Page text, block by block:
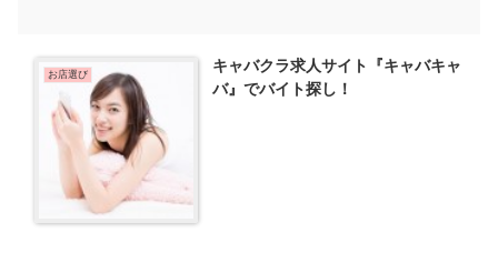
お店選び
キャバクラ求人サイト『キャバキャ
バ』でバイト探し！